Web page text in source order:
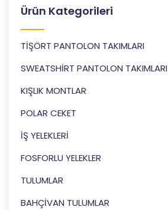
Ürün Kategorileri
TİŞÖRT PANTOLON TAKIMLARI
SWEATSHİRT PANTOLON TAKIMLARI
KIŞLIK MONTLAR
POLAR CEKET
İŞ YELEKLERİ
FOSFORLU YELEKLER
TULUMLAR
BAHÇİVAN TULUMLAR